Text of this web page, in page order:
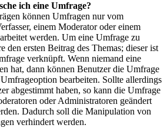
ich eine Umfrage?
können Umfragen nur vom
einem Moderator oder einem
werden. Um eine Umfrage zu
den ersten Beitrag des Themas; dieser ist
verknüpft. Wenn niemand eine
hat, dann können Benutzer die Umfrage
bearbeiten. Sollte allerdings
abgestimmt haben, so kann die Umfrage
oder Administratoren geändert
Dadurch soll die Manipulation von
verhindert werden.